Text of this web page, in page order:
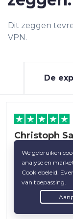
Dit zeggen
VPN.
De
Christoph
Normaal
reviews,
aangenaam
snel ik bij
refund had